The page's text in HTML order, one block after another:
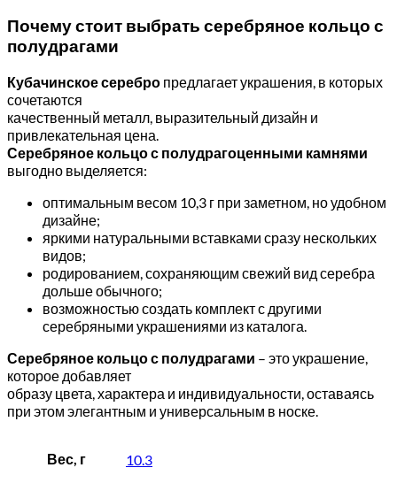
Почему стоит выбрать серебряное кольцо с
полудрагами
Кубачинское серебро предлагает украшения, в которых
сочетаются
качественный металл, выразительный дизайн и
привлекательная цена.
Серебряное кольцо с полудрагоценными камнями
выгодно выделяется:
оптимальным весом 10,3 г при заметном, но удобном
дизайне;
яркими натуральными вставками сразу нескольких
видов;
родированием, сохраняющим свежий вид серебра
дольше обычного;
возможностью создать комплект с другими
серебряными украшениями из каталога.
Серебряное кольцо с полудрагами – это украшение,
которое добавляет
образу цвета, характера и индивидуальности, оставаясь
при этом элегантным и универсальным в носке.
Вес, г 10.3